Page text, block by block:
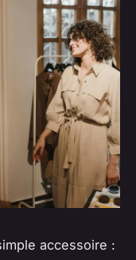
accessoire :